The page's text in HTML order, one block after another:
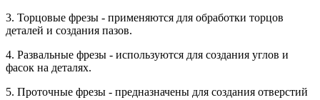
3. Торцовые фрезы - применяются для обработки торцов
деталей и создания пазов.
4. Развальные фрезы - используются для создания углов и
фасок на деталях.
5. Проточные фрезы - предназначены для создания отверстий